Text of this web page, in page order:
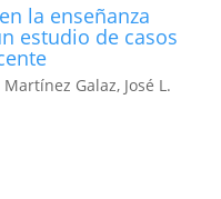
la enseñanza
estudio de casos
Galaz, José L.